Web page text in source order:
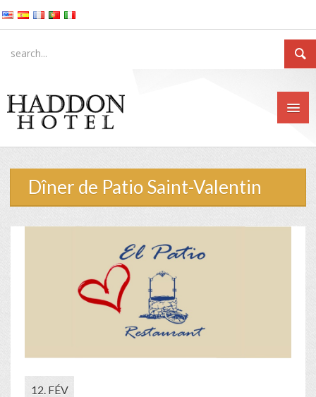
Dîner de Patio Saint-Valentin
12. FÉV